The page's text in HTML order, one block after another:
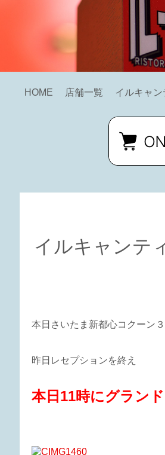
HOME 店舗一覧 イルキャ
イルキャンテ
本日さいたま新都心コクーン
昨日レセプションを終え
本日11時にグラン